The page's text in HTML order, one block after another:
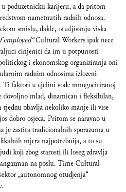
poduzetnicku karijeru, a da pritom
nametnutih radnih odnosa.
smislu, dakle, otudjivanju viska
employed“Cultural Workers ipak nece
cinjenici da im u potpunosti
i ekonomskog organiziranja oni
radnim odnosima izlozeni
Ti faktori u cjelini vode mnogocitiranoj
mlad, dinamican i fleksibilan,
tjednu obavlja nekoliko manje ili vise
dobro osjeca. Pritom se naravno u
zastita tradicionalnih sporazuma u
mjera najpotrebnija, a to su
koji zbog starosti ili loseg zdravlja
na poslu. Time Cultural
„autonomnog otudjenja“